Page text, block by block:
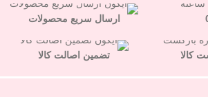
ارسال سریع محصولات
تضمین اصالت کالا